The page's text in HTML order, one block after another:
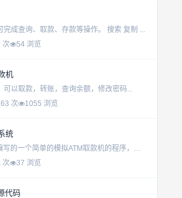
完成查询、取款、存款等操作。 搜索 复制 ...
次 54 浏览
机
可以取款，转账，查询余额，修改密码...
次 1055 浏览
统
这是用java语言编写的一个简单的模拟ATM取款机的程序，包括管理员和储户的功能，...
次 37 浏览
代码